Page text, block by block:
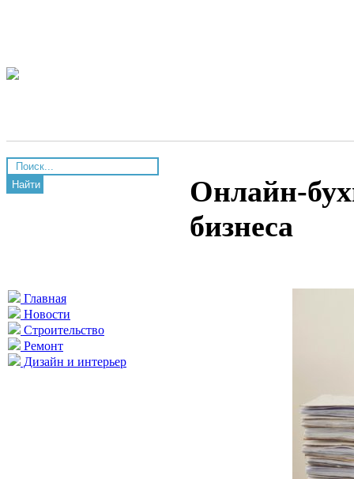
Найти
Главная
Новости
Строительство
Ремонт
Дизайн и интерьер
Онлайн-
бизнеса